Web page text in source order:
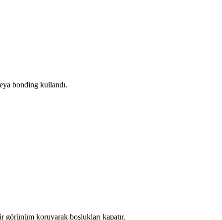
bonding kullandı.
görünüm koruyarak boşlukları kapatır.